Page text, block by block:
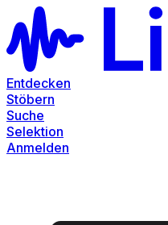
Entdecken
Stöbern
Suche
Selektion
Anmelden